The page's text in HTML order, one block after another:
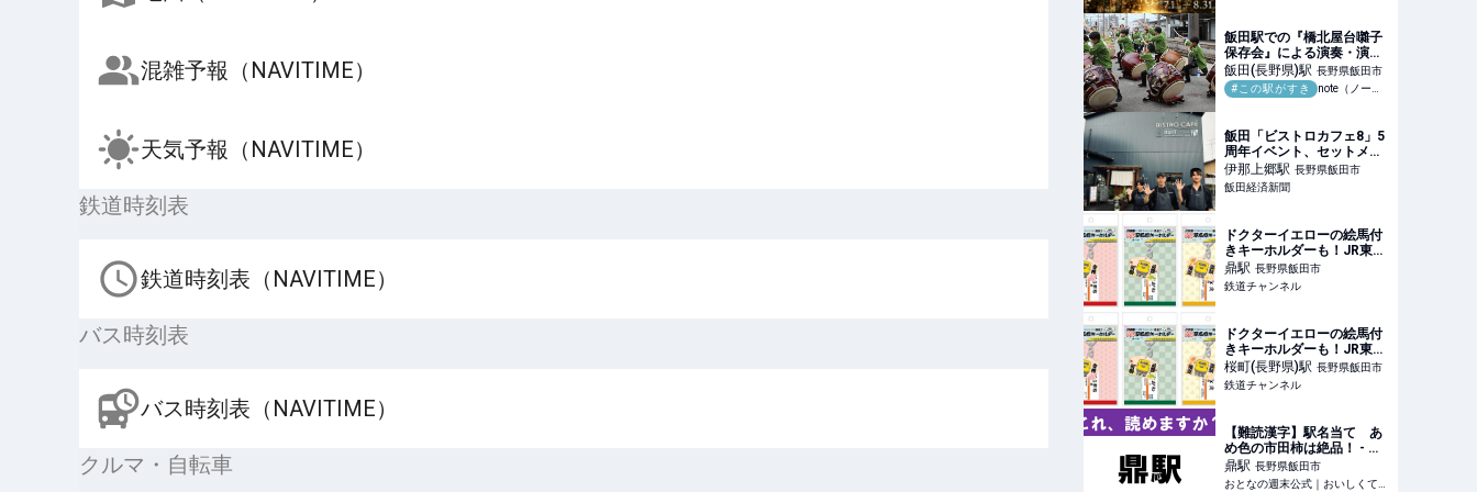
混雑予報（NAVITIME）
天気予報（NAVITIME）
鉄道時刻表
鉄道時刻表（NAVITIME）
バス時刻表
バス時刻表（NAVITIME）
クルマ・自転車
飯田駅での『橋北屋台囃子
保存会』による演奏・演
舞 ～撮影旅行よもやま話
集～｜綺麗な風景写真が撮
りたい
飯田(長野県)駅 長野県飯田市
#この駅がすき
note（ノート）
飯田「ビストロカフェ8」5
周年イベント、セットメニ
ューを555円で
伊那上郷駅 長野県飯田市
飯田経済新聞
ドクターイエローの絵馬付
きキーホルダーも！JR東海
の「縁起の良い駅」3駅が
合格祈願グッズに 飯田線
から2駅、中央本線から1駅
ネル
鼎駅 長野県飯田市
鉄道チャンネル
ドクターイエローの絵馬付
きキーホルダーも！JR東海
の「縁起の良い駅」3駅が
合格祈願グッズに 飯田線
から2駅、中央本線から1駅
ネル
桜町(長野県)駅 長野県飯田市
鉄道チャンネル
【難読漢字】駅名当て あ
め色の市田柿は絶品！ - お
となの週末公式｜おいしく
て、ためになる食のニュー
鼎駅 長野県飯田市
おとなの週末公式｜おいしくて、ためになる食のニュースサイト